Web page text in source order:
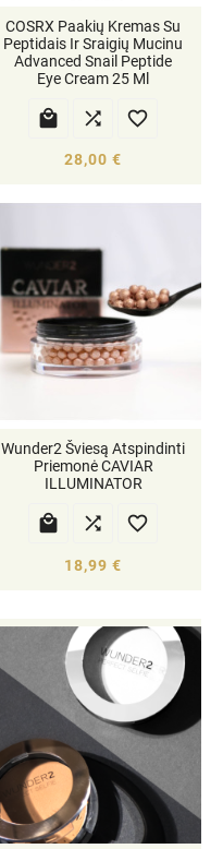
COSRX Paakių Kremas Su
Peptidais Ir Sraigių Mucinu
Advanced Snail Peptide
Eye Cream 25 Ml
  
28,00 €
Wunder2 Šviesą Atspindinti
Priemonė CAVIAR
ILLUMINATOR
  
18,99 €